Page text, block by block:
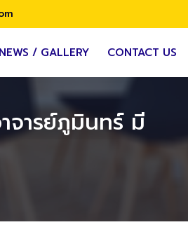
NEWS / GALLERY CONTACT US
จารย์ภูมินทร์ มี